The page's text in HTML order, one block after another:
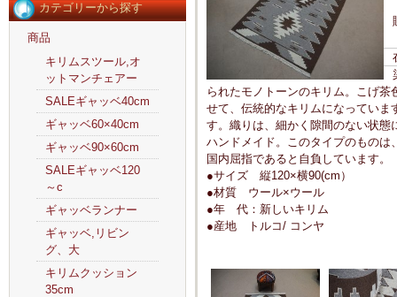
カテゴリーから探す
商品
キリムスツール,オ
ットマンチェアー
SALEギャッベ40cm
ギャッベ60×40cm
ギャッベ90×60cm
SALEギャッベ120
～c
ギャッベランナー
ギャッベ,リビン
グ、大
キリムクッション
35cm
られたモノトーンのキリム。こげ
せて、伝統的なキリムになってい
す。織りは、細かく隙間のない状
ハンドメイド。このタイプのもの
国内屈指であると自負しています。
●サイズ 縦120×横90(cm）
●材質 ウール×ウール
●年 代：新しいキリム
●産地 トルコ/ コンヤ